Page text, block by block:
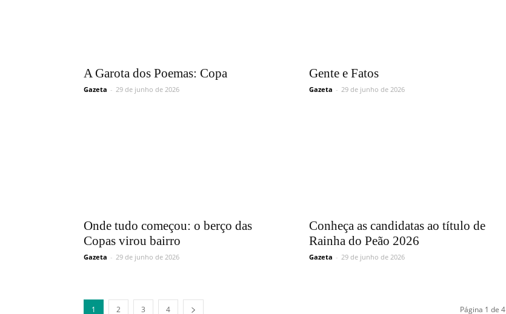
A Garota dos Poemas: Copa
Gazeta - 29 de junho de 2026
Gente e Fatos
Gazeta - 29 de junho de 2026
Onde tudo começou: o berço das
Copas virou bairro
Gazeta - 29 de junho de 2026
Conheça as candidatas ao título de
Rainha do Peão 2026
Gazeta - 29 de junho de 2026
1 2 3 4 Página 1 de 4